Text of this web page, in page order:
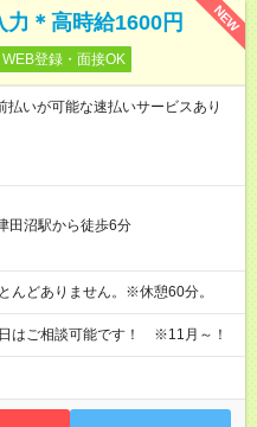
NEW
＊高時給1600円
WEB登録・面接OK
いが可能な速払いサービスあり
田沼駅から徒歩6分
どありません。※休憩60分。
はご相談可能です！ ※11月～！